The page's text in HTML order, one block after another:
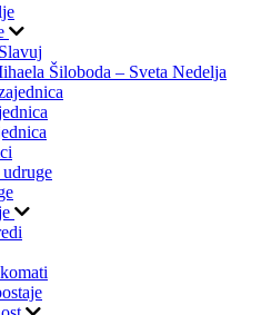
Šiloboda – Sveta Nedelja